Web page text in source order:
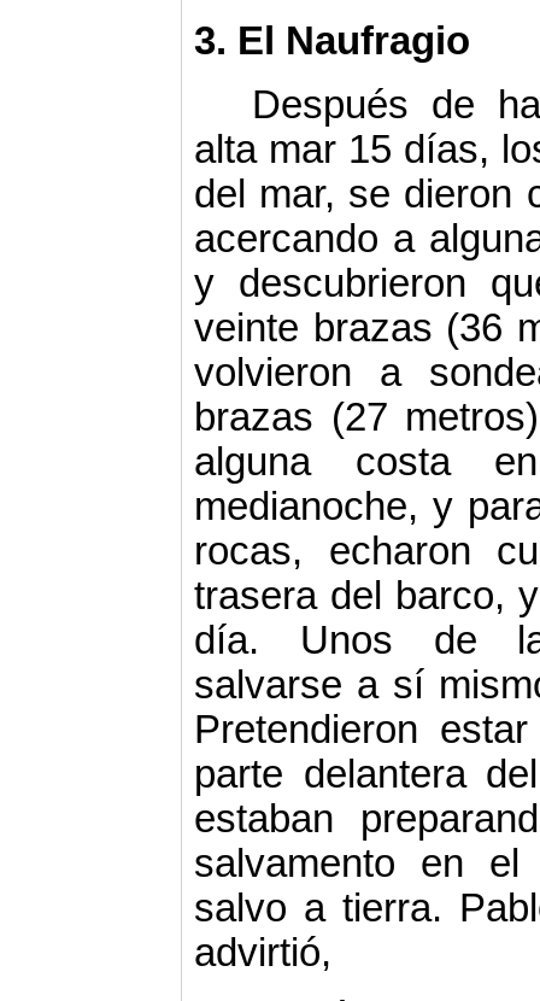
3. El Naufragio
Después de
alta mar 15 días,
del mar, se dieron
acercando a
y descubrieron
veinte brazas (36
volvieron a
brazas (27
alguna costa
medianoche, y
rocas, echaron
trasera del barco,
día. Unos de la
salvarse a sí
Pretendieron
parte delantera
estaban
salvamento en
salvo a tierra.
advirtió,